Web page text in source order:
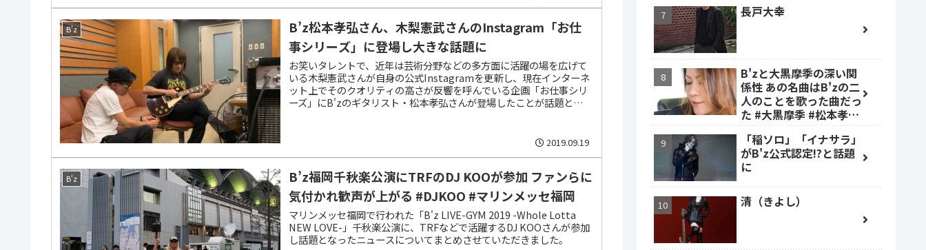
B'z
B’z松本孝弘さん、木梨憲武さんのInstagram「お仕
事シリーズ」に登場し大きな話題に
お笑いタレントで、近年は芸術分野などの多方面に活躍の場を広げて
いる木梨憲武さんが自身の公式Instagramを更新し、現在インターネ
ット上でそのクオリティの高さが反響を呼んでいる企画「お仕事シリ
ーズ」にB'zのギタリスト・松本孝弘さんが登場したことが話題とな
2019.09.19
B'z
B’z福岡千秋楽公演にTRFのDJ KOOが参加 ファンらに
気付かれ歓声が上がる #DJKOO #マリンメッセ福岡
マリンメッセ福岡で行われた「B'z LIVE-GYM 2019 -Whole Lotta
NEW LOVE-」千秋楽公演に、TRFなどで活躍するDJ KOOさんが参加
し話題となったニュースについてまとめさせていただきました。
長戸大幸
B'zと大黒摩季の深い関
係性 あの名曲はB'zの二
人のことを歌った曲だっ
た #大黒摩季 #松本孝弘
「稲ソロ」「イナサラ」
がB'z公式認定!?と話題
に
清（きよし）